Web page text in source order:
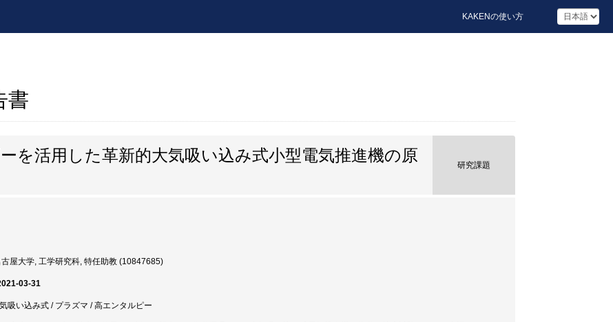
KAKENの使い方
書
を活用した革新的大気吸い込み式小型電気推進機の原
研究課題
屋大学, 工学研究科, 特任助教 (10847685)
03-31
吸い込み式 / プラズマ / 高エンタルピー